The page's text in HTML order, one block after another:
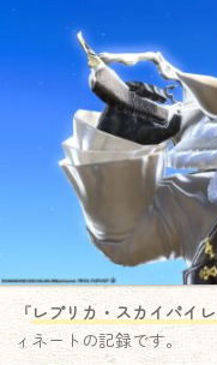
『レプリカ・スカイパイ
ィネートの記録です。